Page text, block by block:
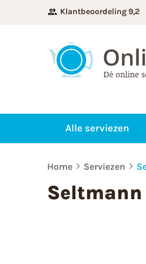
Klantbeoordeling 9,2
Alle serviezen
Home Serviezen
Seltmann